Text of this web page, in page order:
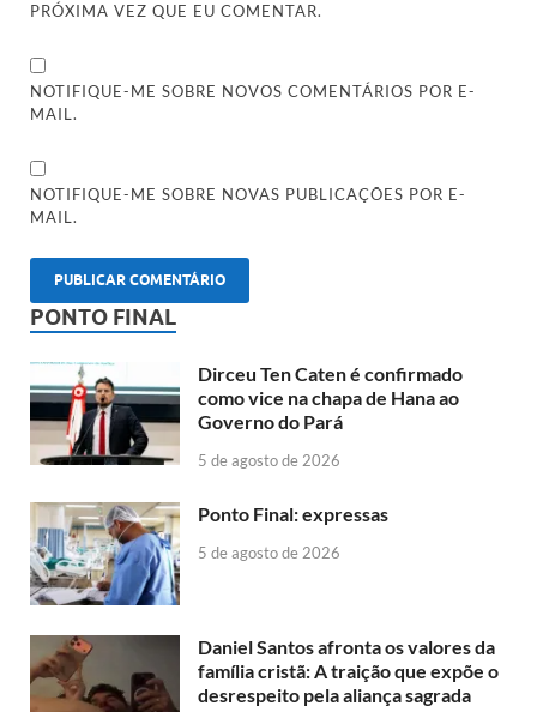
PRÓXIMA VEZ QUE EU COMENTAR.
NOTIFIQUE-ME SOBRE NOVOS COMENTÁRIOS POR E-
MAIL.
NOTIFIQUE-ME SOBRE NOVAS PUBLICAÇÕES POR E-
MAIL.
PONTO FINAL
Dirceu Ten Caten é confirmado
como vice na chapa de Hana ao
Governo do Pará
5 de agosto de 2026
Ponto Final: expressas
5 de agosto de 2026
Daniel Santos afronta os valores da
família cristã: A traição que expõe o
desrespeito pela aliança sagrada